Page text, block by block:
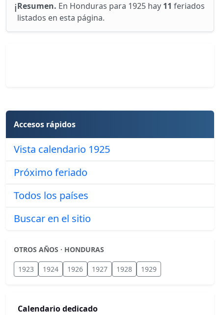
ℹ️Resumen. En Honduras para 1925 hay 11 feriados
listados en esta página.
Accesos rápidos
Vista calendario 1925
Próximo feriado
Todos los países
Buscar en el sitio
OTROS AÑOS · HONDURAS
1923 1924 1926 1927 1928 1929
Calendario dedicado